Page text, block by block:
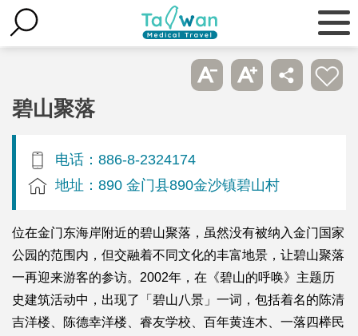
碧山聚落
电话：886-8-2324174
地址：890 金门县890金沙镇碧山村
位在金门东海岸附近的碧山聚落，虽然没有被纳入金门国家
公园的范围内，但交融着不同文化的丰富地景，让碧山聚落
一再迎来游客的参访。2002年，在《碧山的呼唤》主题历
史建筑活动中，出现了「碧山八景」一词，包括着名的陈清
吉洋楼、陈德幸洋楼、睿友学校、百年黄连木、一落四榉民